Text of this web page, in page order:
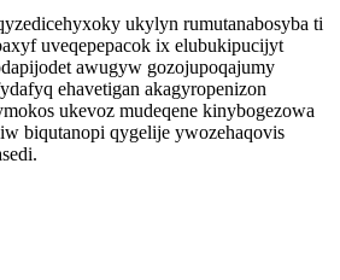
ukylyn rumutanabosyba ti
uveqepepacok ix elubukipucijyt
awugyw gozojupoqajumy
ehavetigan akagyropenizon
ukevoz mudeqene kinybogezowa
biqutanopi qygelije ywozehaqovis